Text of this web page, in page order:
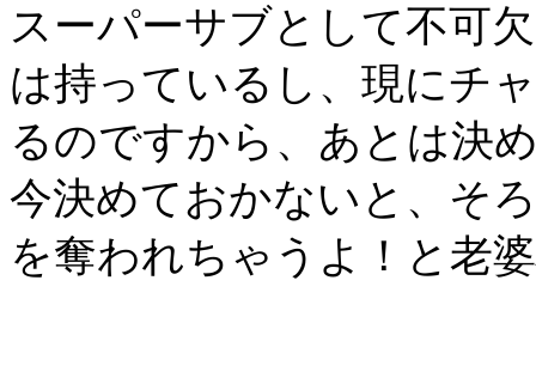
スーパーサブとして不可
は持っているし、現にチ
るのですから、あとは決
今決めておかないと、そ
を奪われちゃうよ！と老